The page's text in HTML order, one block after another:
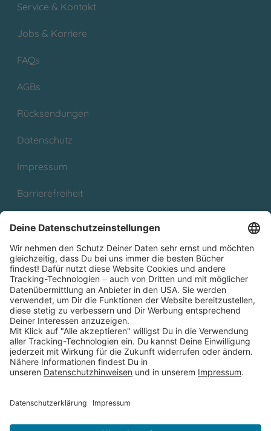
Service & Kontakt
Jobs & Karriere
FAQs
AGBs
Rücksendungen
Datenschutz
Impressum
Barrierefreiheit
Partnerprogramm (Affiliate)
Folge uns auf
* Versandkostenfrei ab 9,00 € Bestellwert innerhalb
Deutschlands
** Lieferzeit 1-3 Werktage innerhalb Deutschlands
Thienemann-Esslinger Verlag GmbH, Blumenstraße 36, D-70182